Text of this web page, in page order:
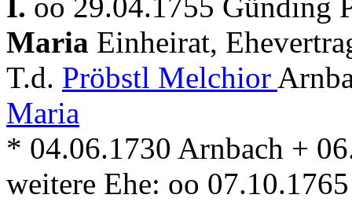
I. oo 29.04.1755 Günding
Maria Einheirat,
T.d. Pröbstl Melchior
Maria
* 04.06.1730 Arnbach +
weitere Ehe: oo